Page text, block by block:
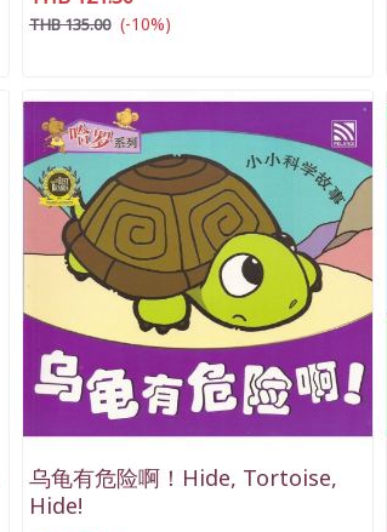
THB 135.00 (-10%)
乌龟有危险啊！Hide, Tortoise,
Hide!